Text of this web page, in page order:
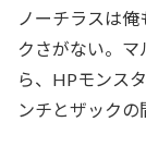
ノーチラスは
クさがない。
ら、HPモンス
ンチとザックの